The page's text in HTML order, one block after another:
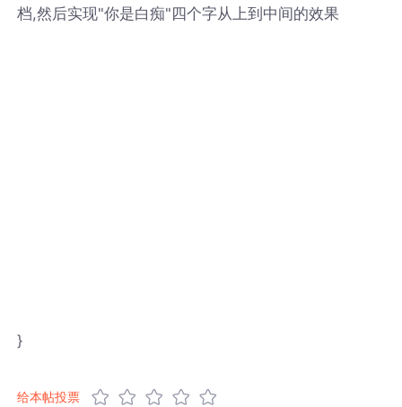
档,然后实现"你是白痴"四个字从上到中间的效果
}
给本帖投票